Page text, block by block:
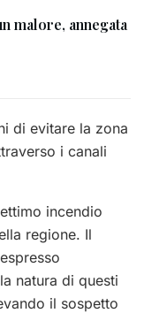
malore, annegata
di evitare la zona
i canali
incendio
regione. Il
natura di questi
il sospetto